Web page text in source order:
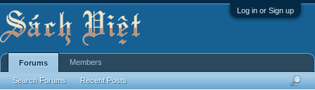
Log in or Sign up
Forums
Search Forums Recent Posts
Members